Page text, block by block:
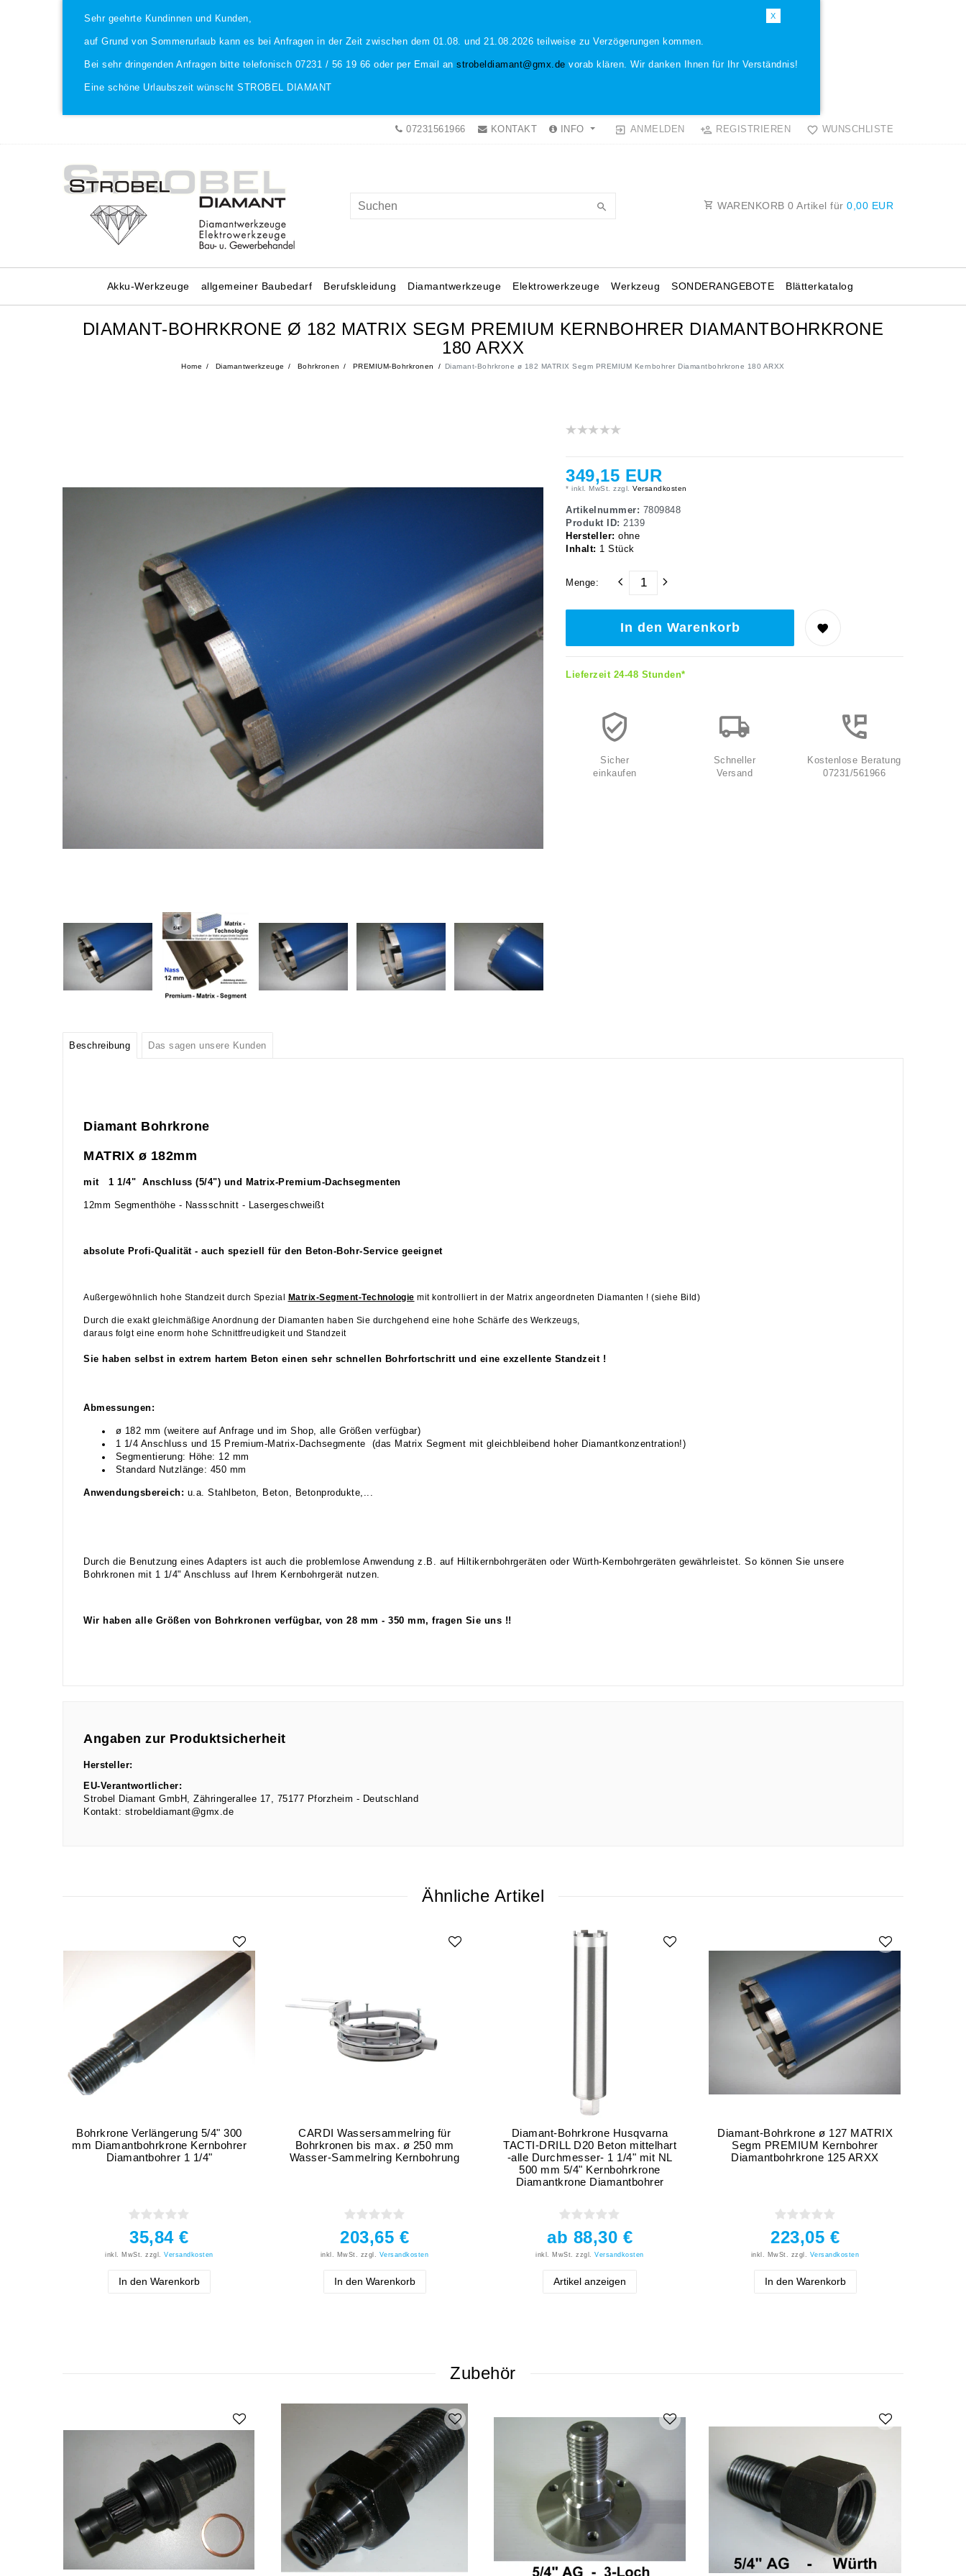
X
Sehr geehrte Kundinnen und Kunden,
auf Grund von Sommerurlaub kann es bei Anfragen in der Zeit zwischen dem 01.08. und 21.08.2026 teilweise zu Verzögerungen kommen.
Bei sehr dringenden Anfragen bitte telefonisch 07231 / 56 19 66 oder per Email an strobeldiamant@gmx.de vorab klären. Wir danken Ihnen für Ihr Verständnis!
Eine schöne Urlaubszeit wünscht STROBEL DIAMANT
07231561966 KONTAKT INFO ANMELDEN REGISTRIEREN WUNSCHLISTE
WARENKORB 0 Artikel für 0,00 EUR
Akku-Werkzeuge allgemeiner Baubedarf Berufskleidung Diamantwerkzeuge Elektrowerkzeuge Werkzeug Blätterkatalog
SONDERANGEBOTE
DIAMANT-BOHRKRONE Ø 182 MATRIX SEGM PREMIUM KERNBOHRER DIAMANTBOHRKRONE
180 ARXX
Home Diamantwerkzeuge Bohrkronen PREMIUM-Bohrkronen Diamant-Bohrkrone ø 182 MATRIX Segm PREMIUM Kernbohrer Diamantbohrkrone 180 ARXX
349,15 EUR
* inkl. MwSt. zzgl. Versandkosten
Artikelnummer: 7809848
Produkt ID: 2139
Hersteller: ohne
Inhalt: 1 Stück
Menge:
In den Warenkorb
Lieferzeit 24-48 Stunden*
Sicher
einkaufen
Schneller
Versand
Kostenlose Beratung
07231/561966
Beschreibung Das sagen unsere Kunden
Diamant Bohrkrone
MATRIX ø 182mm
mit 1 1/4" Anschluss (5/4") und Matrix-Premium-Dachsegmenten
12mm Segmenthöhe - Nassschnitt - Lasergeschweißt
absolute Profi-Qualität - auch speziell für den Beton-Bohr-Service geeignet
Außergewöhnlich hohe Standzeit durch Spezial Matrix-Segment-Technologie mit kontrolliert in der Matrix angeordneten Diamanten ! (siehe Bild)
Durch die exakt gleichmäßige Anordnung der Diamanten haben Sie durchgehend eine hohe Schärfe des Werkzeugs,
daraus folgt eine enorm hohe Schnittfreudigkeit und Standzeit
Sie haben selbst in extrem hartem Beton einen sehr schnellen Bohrfortschritt und eine exzellente Standzeit !
Abmessungen:
ø 182 mm (weitere auf Anfrage und im Shop, alle Größen verfügbar)
1 1/4 Anschluss und 15 Premium-Matrix-Dachsegmente (das Matrix Segment mit gleichbleibend hoher Diamantkonzentration!)
Segmentierung: Höhe: 12 mm
Standard Nutzlänge: 450 mm
Anwendungsbereich: u.a. Stahlbeton, Beton, Betonprodukte,...
Durch die Benutzung eines Adapters ist auch die problemlose Anwendung z.B. auf Hiltikernbohrgeräten oder Würth-Kernbohrgeräten gewährleistet. So können Sie unsere
Bohrkronen mit 1 1/4" Anschluss auf Ihrem Kernbohrgerät nutzen.
Wir haben alle Größen von Bohrkronen verfügbar, von 28 mm - 350 mm, fragen Sie uns !!
Angaben zur Produktsicherheit
Hersteller:
EU-Verantwortlicher:
Strobel Diamant GmbH
Zähringerallee 17 75177 Pforzheim
Deutschland
Kontakt: strobeldiamant@gmx.de
Ähnliche Artikel
Bohrkrone Verlängerung 5/4" 300
mm Diamantbohrkrone Kernbohrer
Diamantbohrer 1 1/4"
35,84 €
inkl. MwSt. zzgl.Versandkosten
In den Warenkorb
CARDI Wassersammelring für
Bohrkronen bis max. ø 250 mm
Wasser-Sammelring Kernbohrung
203,65 €
inkl. MwSt. zzgl. Versandkosten
In den Warenkorb
Diamant-Bohrkrone Husqvarna
TACTI-DRILL D20 Beton mittelhart
-alle Durchmesser- 1 1/4" mit NL
500 mm 5/4" Kernbohrkrone
Diamantkrone Diamantbohrer
ab 88,30 €
inkl. MwSt. zzgl.Versandkosten
Artikel anzeigen
Diamant-Bohrkrone ø 127 MATRIX
Segm PREMIUM Kernbohrer
Diamantbohrkrone 125 ARXX
223,05 €
inkl. MwSt. zzgl. Versandkosten
In den Warenkorb
Zubehör